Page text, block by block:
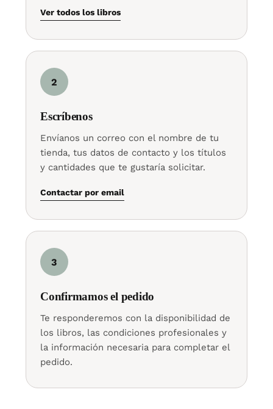
Ver todos los libros
2
Escríbenos
Envíanos un correo con el nombre de tu
tienda, tus datos de contacto y los títulos
y cantidades que te gustaría solicitar.
Contactar por email
3
Confirmamos el pedido
Te responderemos con la disponibilidad de
los libros, las condiciones profesionales y
la información necesaria para completar el
pedido.